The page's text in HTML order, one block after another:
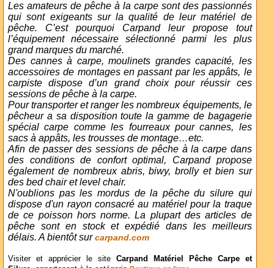
Les amateurs de pêche à la carpe sont des passionnés
qui sont exigeants sur la qualité de leur matériel de
pêche. C’est pourquoi Carpand leur propose tout
l’équipement nécessaire sélectionné parmi les plus
grand marques du marché.
Des cannes à carpe, moulinets grandes capacité, les
accessoires de montages en passant par les appâts, le
carpiste dispose d’un grand choix pour réussir ces
sessions de pêche à la carpe.
Pour transporter et ranger les nombreux équipements, le
pêcheur a sa disposition toute la gamme de bagagerie
spécial carpe comme les fourreaux pour cannes, les
sacs à appâts, les trousses de montage…etc.
Afin de passer des sessions de pêche à la carpe dans
des conditions de confort optimal, Carpand propose
également de nombreux abris, biwy, brolly et bien sur
des bed chair et level chair.
N'oublions pas les mordus de la pêche du silure qui
dispose d'un rayon consacré au matériel pour la traque
de ce poisson hors norme. La plupart des articles de
pêche sont en stock et expédié dans les meilleurs
délais. A bientôt surcarpand.com
Visiter et apprécier le site Carpand Matériel Pêche Carpe et